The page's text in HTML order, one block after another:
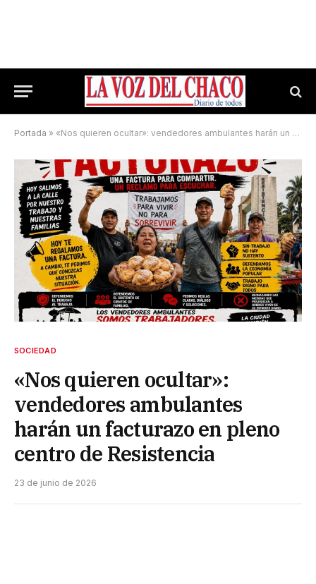
Portada » «Nos quieren ocultar»: vendedores ambulantes harán un facturazo en pleno centro de Resistencia
SOCIEDAD
«Nos quieren ocultar»:
vendedores ambulantes
harán un facturazo en pleno
centro de Resistencia
23 de junio de 2026